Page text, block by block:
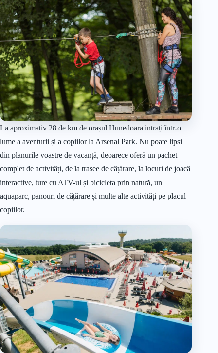
La aproximativ 28 de km de orașul Hunedoara intrați într-o
lume a aventurii și a copiilor la Arsenal Park. Nu poate lipsi
din planurile voastre de vacanță, deoarece oferă un pachet
complet de activități, de la trasee de cățărare, la locuri de joacă
interactive, ture cu ATV-ul și bicicleta prin natură, un
aquaparc, panouri de cățărare și multe alte activități pe placul
copiilor.